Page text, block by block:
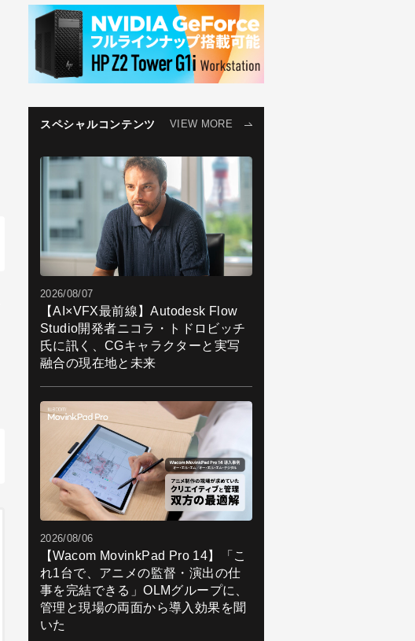
スペシャルコンテンツ VIEW MORE
2026/08/07
【AI×VFX最前線】Autodesk Flow
Studio開発者ニコラ・トドロビッチ
氏に訊く、CGキャラクターと実写
融合の現在地と未来
2026/08/06
【Wacom MovinkPad Pro 14】「こ
れ1台で、アニメの監督・演出の仕
事を完結できる」OLMグループに、
管理と現場の両面から導入効果を聞
いた